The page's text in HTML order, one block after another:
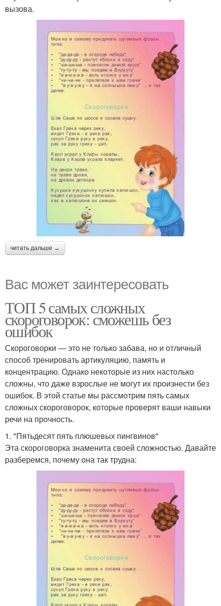
вызова.
читать дальше →
Вас может заинтересовать
ТОП 5 самых сложных
скороговорок: сможешь без
ошибок
Скороговорки — это не только забава, но и отличный
способ тренировать артикуляцию, память и
концентрацию. Однако некоторые из них настолько
сложны, что даже взрослые не могут их произнести без
ошибок. В этой статье мы рассмотрим пять самых
сложных скороговорок, которые проверят ваши навыки
речи на прочность.
1. "Пятьдесят пять плюшевых пингвинов"
Эта скороговорка знаменита своей сложностью. Давайте
разберемся, почему она так трудна: